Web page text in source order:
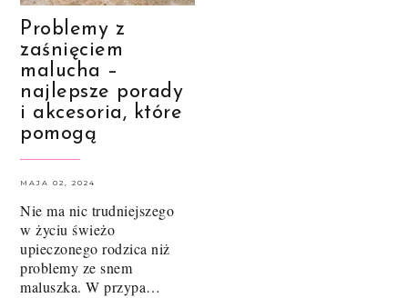
Problemy z
zaśnięciem
malucha –
najlepsze porady
i akcesoria, które
pomogą
MAJA 02, 2024
Nie ma nic trudniejszego
w życiu świeżo
upieczonego rodzica niż
problemy ze snem
maluszka. W przypa…